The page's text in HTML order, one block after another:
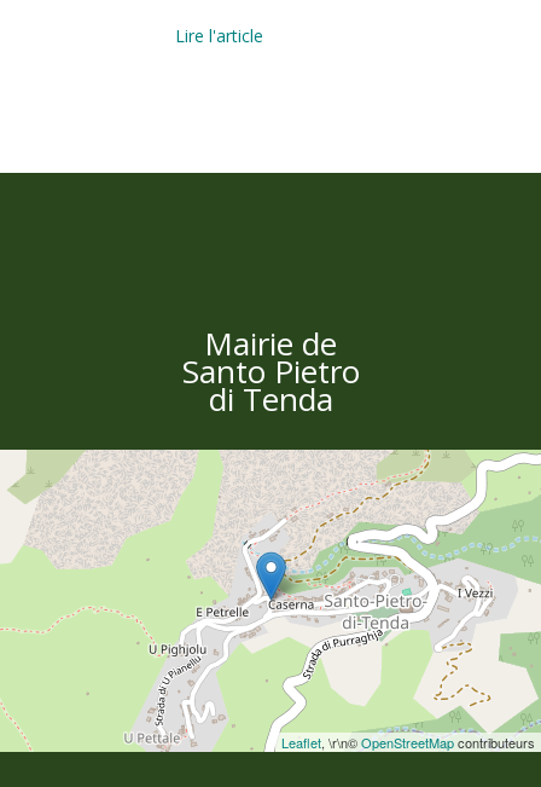
Lire l'article
Mairie de
Santo Pietro
di Tenda
Leaflet, \r\n©OpenStreetMapcontributeurs